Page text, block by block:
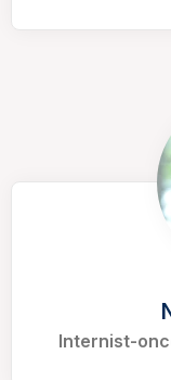
Internist-